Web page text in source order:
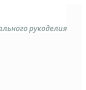
и других видах